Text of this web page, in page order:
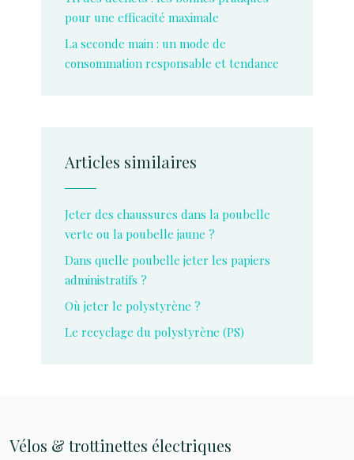
pour une efficacité maximale
La seconde main : un mode de
consommation responsable et tendance
Articles similaires
Jeter des chaussures dans la poubelle
verte ou la poubelle jaune ?
Dans quelle poubelle jeter les papiers
administratifs ?
Où jeter le polystyrène ?
Le recyclage du polystyrène (PS)
Vélos & trottinettes électriques